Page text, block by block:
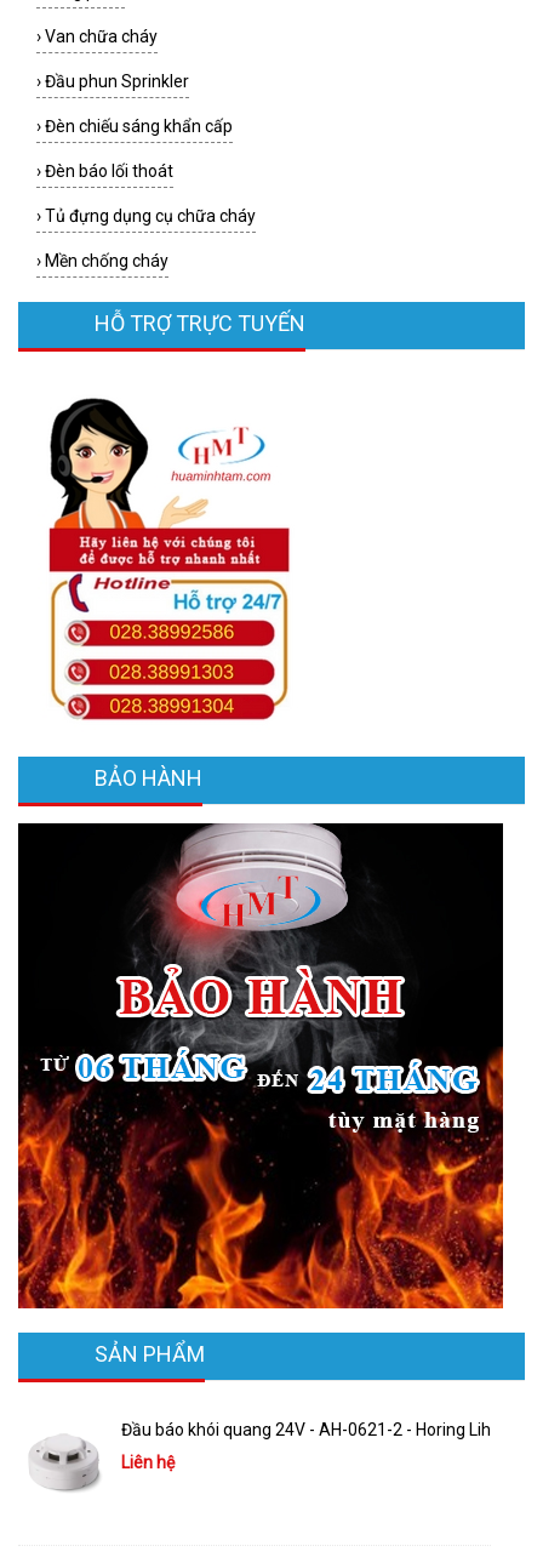
›Van chữa cháy
›Đầu phun Sprinkler
›Đèn chiếu sáng khẩn cấp
›Đèn báo lối thoát
›Tủ đựng dụng cụ chữa cháy
› Mền chống cháy
HỖ TRỢ TRỰC TUYẾN
BẢO HÀNH
SẢN PHẨM
Đầu báo khói quang 24V - AH-0621-2 - Horing Lih
Liên hệ